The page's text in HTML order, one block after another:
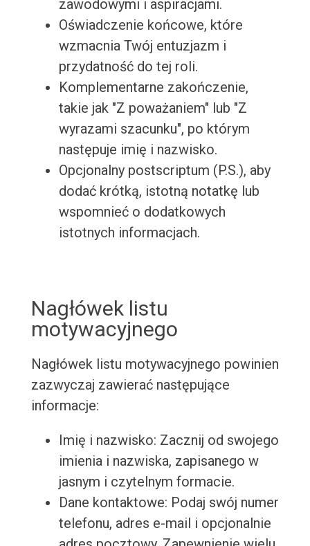
zawodowymi i aspiracjami.
Oświadczenie końcowe, które
wzmacnia Twój entuzjazm i
przydatność do tej roli.
Komplementarne zakończenie,
takie jak "Z poważaniem" lub "Z
wyrazami szacunku", po którym
następuje imię i nazwisko.
Opcjonalny postscriptum (P.S.), aby
dodać krótką, istotną notatkę lub
wspomnieć o dodatkowych
istotnych informacjach.
Nagłówek listu
motywacyjnego
Nagłówek listu motywacyjnego powinien
zazwyczaj zawierać następujące
informacje:
Imię i nazwisko: Zacznij od swojego
imienia i nazwiska, zapisanego w
jasnym i czytelnym formacie.
Dane kontaktowe: Podaj swój numer
telefonu, adres e-mail i opcjonalnie